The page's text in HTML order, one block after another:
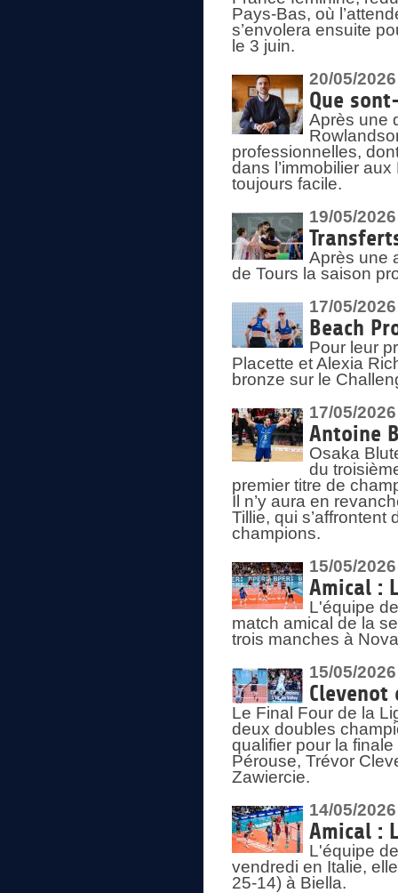
Pays-Bas, où
s’envolera ensuite
le 3 juin.
20/05/2026
Que
Après une
professionnelles,
dans l’immobilier
toujours facile.
19/05/2026
Après une
de Tours la saison
17/05/2026
Beach
Pour leur
Placette et Alexia
bronze sur le
17/05/2026
Antoine
Osaka
du
premier titre de
Il n’y aura en
Tillie, qui
champions.
15/05/2026
Amical :
L'équipe
match amical de la
trois manches à
15/05/2026
Le Final Four de la
deux doubles
qualifier pour la
Pérouse, Trévor
Zawiercie.
14/05/2026
Amical :
L'équipe
vendredi en Italie,
25-14) à Biella.